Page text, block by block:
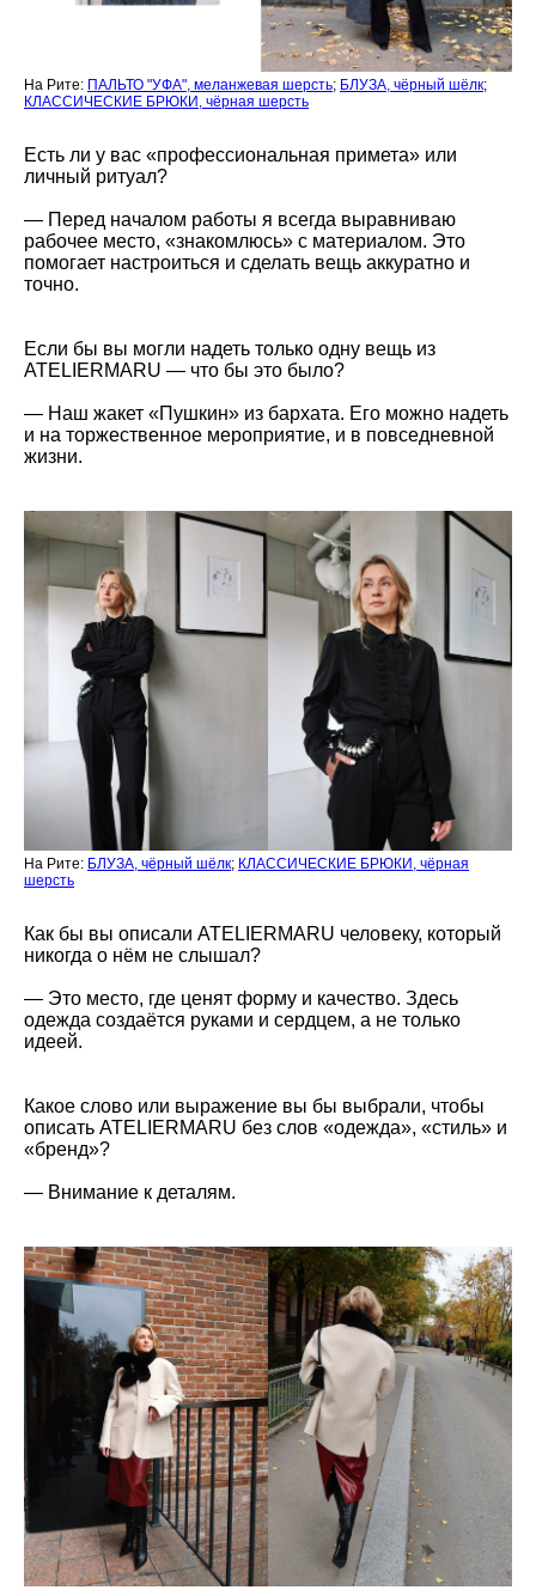
На Рите: ПАЛЬТО "УФА", меланжевая шерсть; БЛУЗА, чёрный шёлк;
КЛАССИЧЕСКИЕ БРЮКИ, чёрная шерсть
Есть ли у вас «профессиональная примета» или
личный ритуал?
— Перед началом работы я всегда выравниваю
рабочее место, «знакомлюсь» с материалом. Это
помогает настроиться и сделать вещь аккуратно и
точно.
Если бы вы могли надеть только одну вещь из
ATELIERMARU — что бы это было?
— Наш жакет «Пушкин» из бархата. Его можно надеть
и на торжественное мероприятие, и в повседневной
жизни.
На Рите: БЛУЗА, чёрный шёлк; КЛАССИЧЕСКИЕ БРЮКИ, чёрная
шерсть
Как бы вы описали ATELIERMARU человеку, который
никогда о нём не слышал?
— Это место, где ценят форму и качество. Здесь
одежда создаётся руками и сердцем, а не только
идеей.
Какое слово или выражение вы бы выбрали, чтобы
описать ATELIERMARU без слов «одежда», «стиль» и
«бренд»?
— Внимание к деталям.